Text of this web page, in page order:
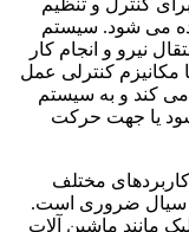
می شود. سیستم
نیرو و انجام کار
مکانیزم کنترلی عمل
کند و به سیستم
شود یا جهت حرکت
مختلف
سیال ضروری است.
مانند ماشین آلات